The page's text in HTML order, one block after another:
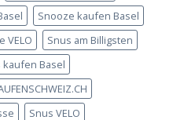
Snooze kaufen Basel
VELO
Snus am Billigsten
kaufen Basel
Snus VELO